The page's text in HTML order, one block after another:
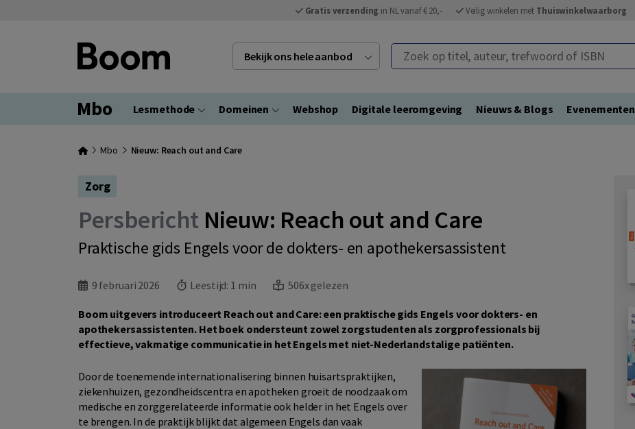
Gratis verzending in NL vanaf € 20,- Veilig winkelen met Thuiswinkelwaarborg
Bekijk ons hele aanbod Zoek op titel, auteur, trefwoord of ISBN
Mbo Lesmethode Domeinen Webshop Digitale leeromgeving Nieuws & Blogs Evenementen
Mbo Nieuw: Reach out and Care
Zorg
Persbericht Nieuw: Reach out and Care
Praktische gids Engels voor de dokters- en apothekersassistent
9 februari 2026 Leestijd: 1 min 506x gelezen
Boom uitgevers introduceert Reach out and Care: een praktische gids Engels voor dokters- en
apothekersassistenten. Het boek ondersteunt zowel zorgstudenten als zorgprofessionals bij
effectieve, vakmatige communicatie in het Engels met niet-Nederlandstalige patiënten.
Door de toenemende internationalisering binnen huisartspraktijken,
ziekenhuizen, gezondheidscentra en apotheken groeit de noodzaak om
medische en zorggerelateerde informatie ook helder in het Engels over
te brengen. In de praktijk blijkt dat algemeen Engels dan vaak